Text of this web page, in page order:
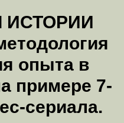
ИСТОРИИ
опыта в
примере 7-
сериала.